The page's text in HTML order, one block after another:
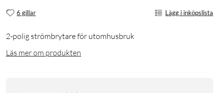
6 gillar Lägg i inköpslista
2-polig strömbrytare för utomhusbruk
Läs mer om produkten